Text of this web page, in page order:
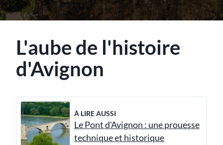
L'aube de l'histoire
d'Avignon
À LIRE AUSSI
Le Pont d'Avignon : une prouesse
technique et historique